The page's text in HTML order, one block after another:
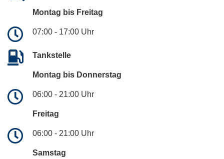
Montag bis Freitag
07:00 - 17:00 Uhr
Tankstelle
Montag bis Donnerstag
06:00 - 21:00 Uhr
Freitag
06:00 - 21:00 Uhr
Samstag